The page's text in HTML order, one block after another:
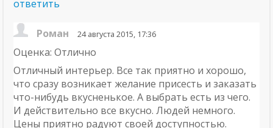
ответить
Роман 24 августа 2015, 17:36
Оценка: Отлично
Отличный интерьер. Все так приятно и хорошо,
что сразу возникает желание присесть и заказать
что-нибудь вкусненькое. А выбрать есть из чего.
И действительно все вкусно. Людей немного.
Цены приятно радуют своей доступностью.